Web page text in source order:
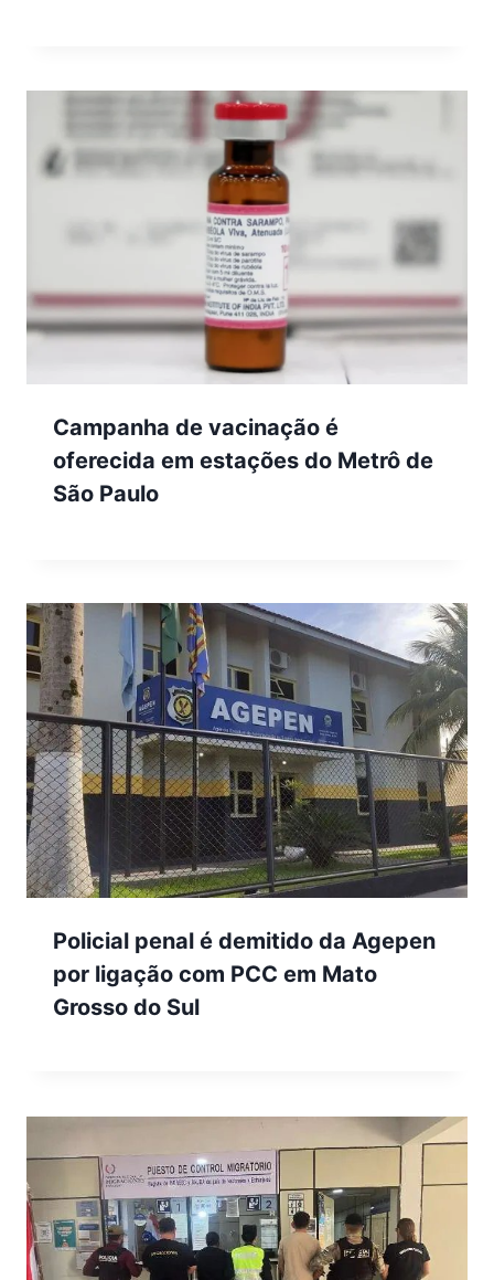
Campanha de vacinação é
oferecida em estações do Metrô de
São Paulo
Policial penal é demitido da Agepen
por ligação com PCC em Mato
Grosso do Sul